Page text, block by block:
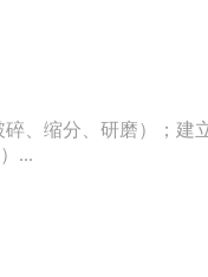
、缩分、研磨）；
...